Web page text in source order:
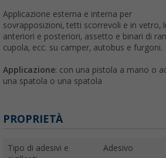
Applicazione esterna e interna per
sovrapposizioni, tetti scorrevoli e in vetro,
anteriori e posteriori, assetto e binari di
cupola, ecc. su camper, autobus e furgoni.
Applicazione: con una pistola a mano o
una spatola o una spatola
PROPRIETÀ
Tipo di adesivi e
Adesivo